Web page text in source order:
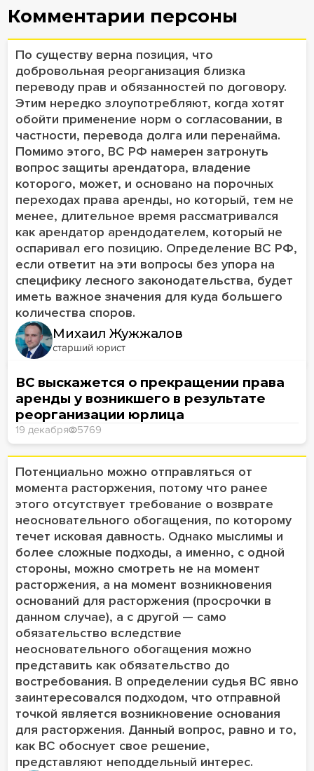
Комментарии персоны
По существу верна позиция, что
добровольная реорганизация близка
переводу прав и обязанностей по договору.
Этим нередко злоупотребляют, когда хотят
обойти применение норм о согласовании, в
частности, перевода долга или перенайма.
Помимо этого, ВС РФ намерен затронуть
вопрос защиты арендатора, владение
которого, может, и основано на порочных
переходах права аренды, но который, тем не
менее, длительное время рассматривался
как арендатор арендодателем, который не
оспаривал его позицию. Определение ВС РФ,
если ответит на эти вопросы без упора на
специфику лесного законодательства, будет
иметь важное значения для куда большего
количества споров.
Михаил Жужжалов
старший юрист
ВС выскажется о прекращении права
аренды у возникшего в результате
реорганизации юрлица
19 декабря 5769
Потенциально можно отправляться от
момента расторжения, потому что ранее
этого отсутствует требование о возврате
неосновательного обогащения, по которому
течет исковая давность. Однако мыслимы и
более сложные подходы, а именно, с одной
стороны, можно смотреть не на момент
расторжения, а на момент возникновения
оснований для расторжения (просрочки в
данном случае), а с другой — само
обязательство вследствие
неосновательного обогащения можно
представить как обязательство до
востребования. В определении судья ВС явно
заинтересовался подходом, что отправной
точкой является возникновение основания
для расторжения. Данный вопрос, равно и то,
как ВС обоснует свое решение,
представляют неподдельный интерес.